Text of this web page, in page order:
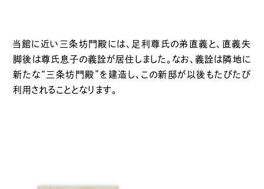
当館に近い三条坊門殿には、足利尊氏の弟直義と、直義失
脚後は尊氏息子の義詮が居住しました。なお、義詮は隣地に
新たな“三条坊門殿”を建造し、この新邸が以後もたびたび
利用されることとなります。